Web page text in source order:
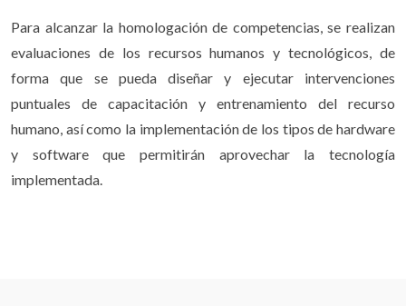
Para alcanzar la homologación de competencias, se realizan
evaluaciones de los recursos humanos y tecnológicos, de
forma que se pueda diseñar y ejecutar intervenciones
puntuales de capacitación y entrenamiento del recurso
humano, así como la implementación de los tipos de hardware
y software que permitirán aprovechar la tecnología
implementada.